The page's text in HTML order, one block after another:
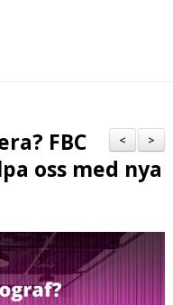
>
<
FBC
oss med nya